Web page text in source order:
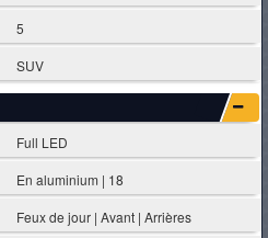
5
SUV
Full LED
En aluminium | 18
Feux de jour | Avant | Arrières